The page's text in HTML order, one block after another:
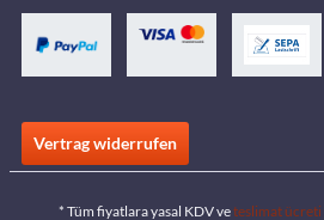
Vertrag widerrufen
* Tüm fiyatlara yasal KDV veteslimat ücreti